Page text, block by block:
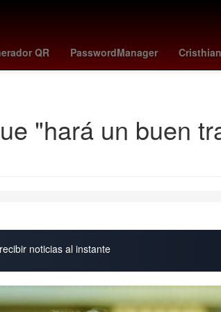
QR PasswordManager
General de Justicia del Estado de Zacatecas
"hará un buen
noticias al instante